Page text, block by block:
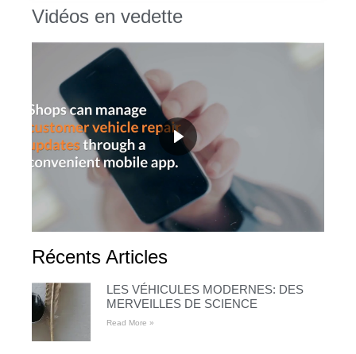
Vidéos en vedette
Récents Articles
LES VÉHICULES MODERNES: DES
MERVEILLES DE SCIENCE
Read More »